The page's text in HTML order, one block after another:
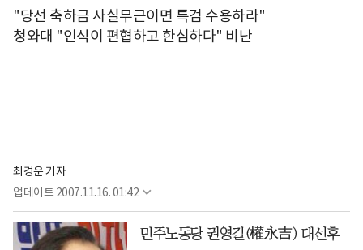
"당선 축하금 사실무근이면 특검 수용하라"
청와대 "인식이 편협하고 한심하다" 비난
최경운 기자
업데이트 2007.11.16. 01:42
민주노동당 권영길(權永吉) 대선후